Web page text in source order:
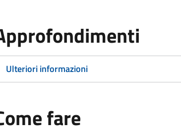
Ulteriori informazioni
fare